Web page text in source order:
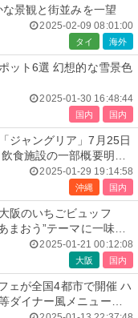
景観と街並みを一望
2025-02-09 08:01:00
タイ 海外
ット6選 幻想的な雪景色
2025-01-30 16:48:44
国内 国内
ジャングリア」7月25日
食施設の一部概要明ら
2025-01-29 19:14:58
沖縄 国内
阪のいちごビュッフ
まおう”テーマに一味違
2025-01-21 00:12:08
大阪 国内
ェが全国4都市で開催 ハ
ダイナー風メニュー提